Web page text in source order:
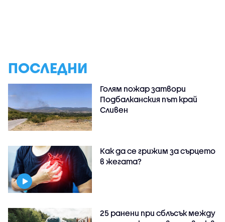
ПОСЛЕДНИ
Голям пожар затвори
Подбалканския път край
Сливен
Как да се грижим за сърцето
в жегата?
25 ранени при сблъсък между